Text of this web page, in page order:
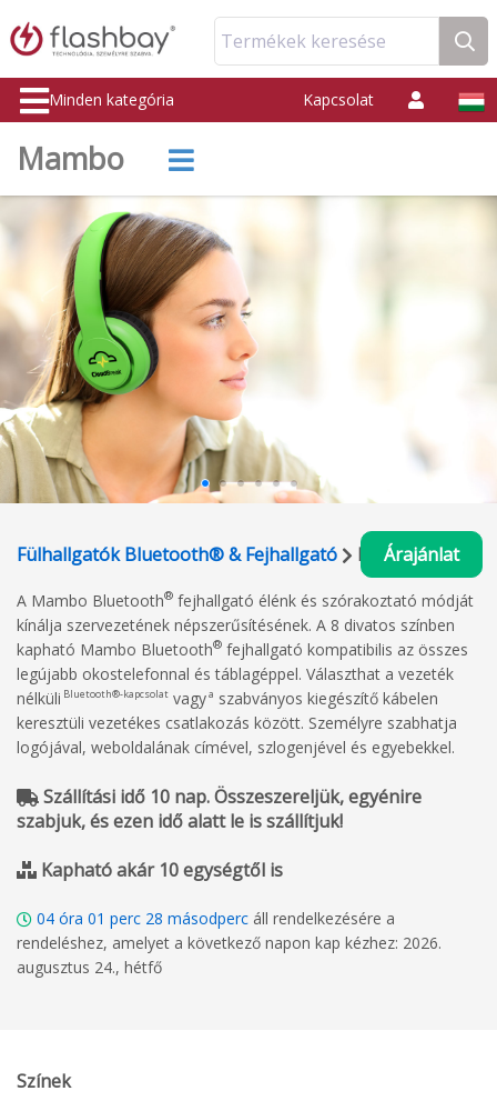
Termékek keresése
Minden kategória Kapcsolat
Mambo
Fülhallgatók Bluetooth® & Fejhallgató Mambo
Árajánlat
A Mambo Bluetooth® fejhallgató élénk és szórakoztató módját
kínálja szervezetének népszerűsítésének. A 8 divatos színben
kapható Mambo Bluetooth® fejhallgató kompatibilis az összes
legújabb okostelefonnal és táblagéppel. Választhat a vezeték
nélküli Bluetooth®-kapcsolat vagya szabványos kiegészítő kábelen
keresztüli vezetékes csatlakozás között. Személyre szabhatja
logójával, weboldalának címével, szlogenjével és egyebekkel.
Szállítási idő 10 nap. Összeszereljük, egyénire
szabjuk, és ezen idő alatt le is szállítjuk!
Kapható akár 10 egységtől is
04 óra 01 perc 27 másodperc áll rendelkezésére a
rendeléshez, amelyet a következő napon kap kézhez: 2026.
augusztus 24., hétfő
Színek